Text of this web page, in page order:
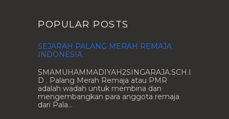
POPULAR POSTS
SEJARAH PALANG MERAH REMAJA
INDONESIA
SMAMUHAMMADIYAH2SINGARAJA.SCH.I
D . Palang Merah Remaja atau PMR
adalah wadah untuk membina dan
mengembangkan para anggota remaja
dari Pala...